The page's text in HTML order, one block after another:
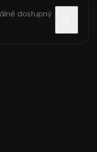
dostupný